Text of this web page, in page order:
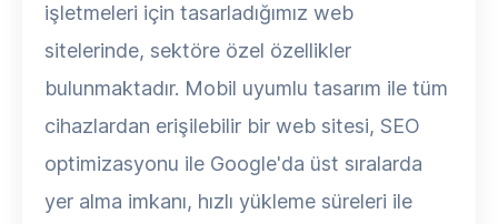
işletmeleri için tasarladığımız web
sitelerinde, sektöre özel özellikler
bulunmaktadır. Mobil uyumlu tasarım ile tüm
cihazlardan erişilebilir bir web sitesi, SEO
optimizasyonu ile Google'da üst sıralarda
yer alma imkanı, hızlı yükleme süreleri ile